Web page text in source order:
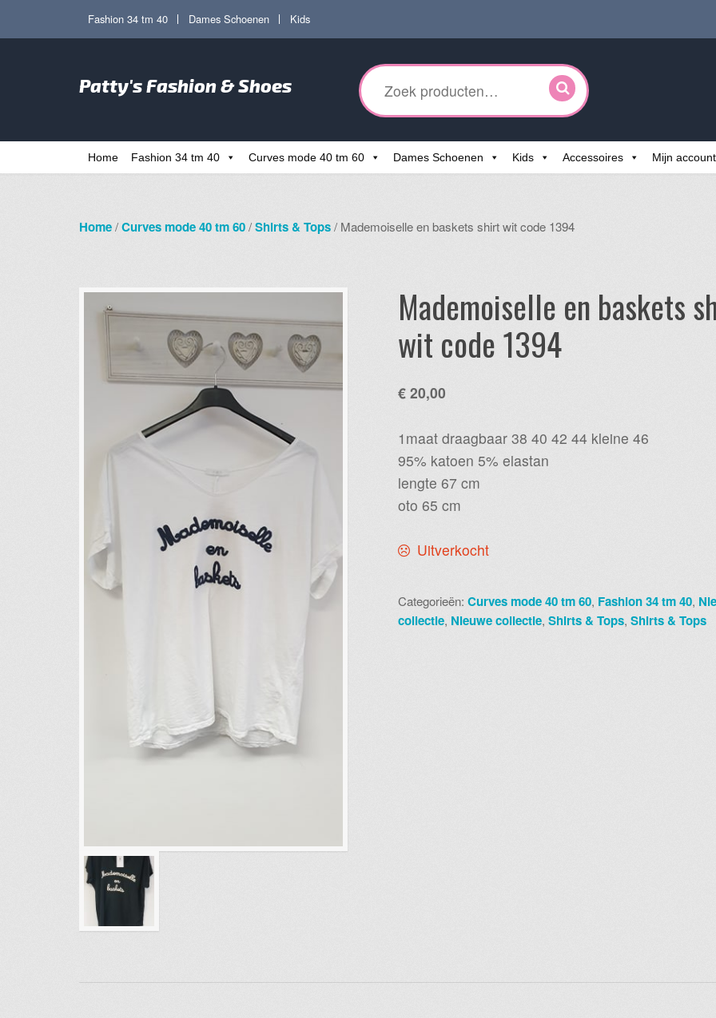
Ga
navigatie
Ga
de
inhoud
Fashion 34 tm 40 Dames Schoenen Kids
Patty's Fashion & Shoes
Zoeken
naar:
Home Fashion 34 tm 40 Curves mode 40 tm 60 Dames Schoenen Kids Accessoires Mijn account
Home/Curves mode 40 tm 60/Shirts & Tops/ Mademoiselle en baskets shirt wit code 1394
Mademoiselle en baskets
wit code 1394
€20,00
1maat draagbaar 38 40 42 44 kleine 46
95% katoen 5% elastan
lengte 67 cm
oto 65 cm
Uitverkocht
Categorieën: Curves mode 40 tm 60, Fashion 34 tm 40,
collectie, Nieuwe collectie, Shirts & Tops, Shirts & Tops